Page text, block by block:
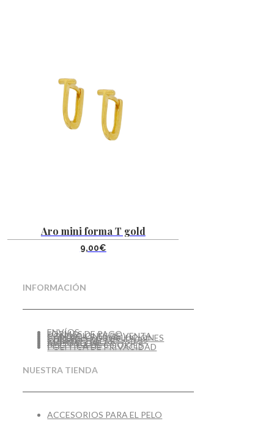
Aro mini forma T gold
9,00€
INFORMACIÓN
ENVÍOS
FORMAS DE PAGO
CONDICIONES DE VENTA
CAMBIOS Y DEVOLUCIONES
CUIDADO DE TUS JOYAS
GUÍA DE TALLAS
AVISO LEGAL
POLÍTICA DE COOKIES
POLÍTICA DE PRIVACIDAD
NUESTRA TIENDA
ACCESORIOS PARA EL PELO